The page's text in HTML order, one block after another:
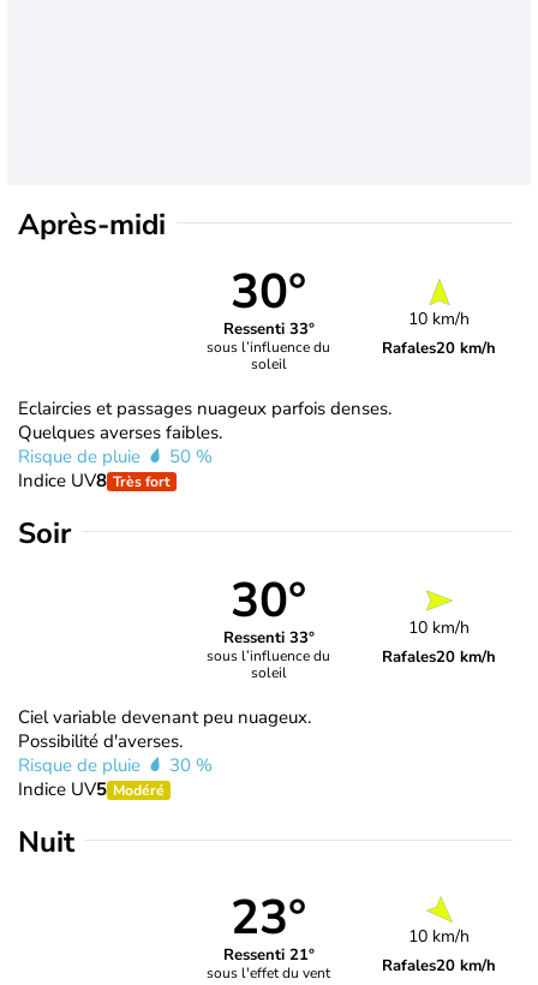
Après-midi
30°
Ressenti 33°
sous l’influence du
soleil
10 km/h
Rafales20 km/h
Eclaircies et passages nuageux parfois denses.
Quelques averses faibles.
Risque de pluie
50 %
Indice UV8 Très fort
Soir
30°
Ressenti 33°
sous l’influence du
soleil
10 km/h
Rafales20 km/h
Ciel variable devenant peu nuageux.
Possibilité d'averses.
Risque de pluie
30 %
Indice UV5 Modéré
Nuit
23°
Ressenti 21°
sous l'effet du vent
10 km/h
Rafales20 km/h